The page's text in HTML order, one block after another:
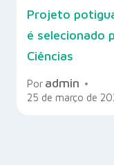
Projeto
é selecionado
Ciências
Por admin
25 de março de